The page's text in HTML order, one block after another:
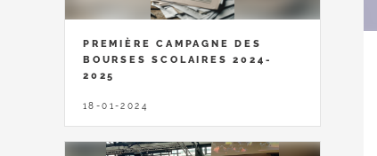
PREMIÈRE CAMPAGNE DES
BOURSES SCOLAIRES 2024-
2025
18-01-2024